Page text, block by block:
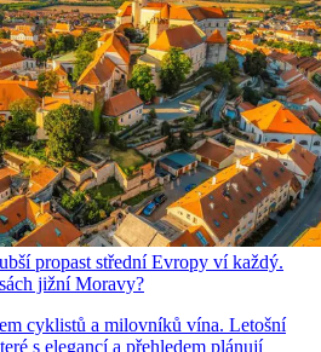
propast střední Evropy ví každý.
jižní Moravy?
cyklistů a milovníků vína. Letošní
s elegancí a přehledem plánují